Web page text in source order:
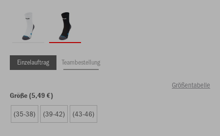
Einzelauftrag Teambestellung
Größentabelle
Größe (5,49 €)
(35-38) (39-42) (43-46)